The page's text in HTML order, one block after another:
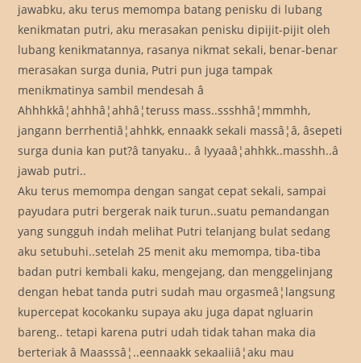
jawabku, aku terus memompa batang penisku di lubang
kenikmatan putri, aku merasakan penisku dipijit-pijit oleh
lubang kenikmatannya, rasanya nikmat sekali, benar-benar
merasakan surga dunia, Putri pun juga tampak
menikmatinya sambil mendesah â
Ahhhkkâ¦ahhhâ¦ahhâ¦teruss mass..ssshhâ¦mmmhh,
jangann berrhentiâ¦ahhkk, ennaakk sekali massâ¦â, âsepeti
surga dunia kan put?â tanyaku.. â Iyyaaâ¦ahhkk..masshh..â
jawab putri..
Aku terus memompa dengan sangat cepat sekali, sampai
payudara putri bergerak naik turun..suatu pemandangan
yang sungguh indah melihat Putri telanjang bulat sedang
aku setubuhi..setelah 25 menit aku memompa, tiba-tiba
badan putri kembali kaku, mengejang, dan menggelinjang
dengan hebat tanda putri sudah mau orgasmeâ¦langsung
kupercepat kocokanku supaya aku juga dapat ngluarin
bareng.. tetapi karena putri udah tidak tahan maka dia
berteriak â Maasssâ¦..eennaakk sekaaliiâ¦aku mau